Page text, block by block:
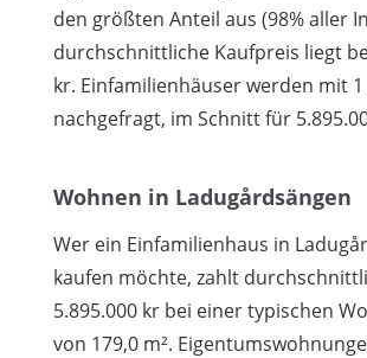
den größten Anteil aus (98% aller
durchschnittliche Kaufpreis liegt
kr. Einfamilienhäuser werden mit
nachgefragt, im Schnitt für
Wohnen in Ladugårdsängen
Wer ein Einfamilienhaus in
kaufen möchte, zahlt
5.895.000 kr bei einer typischen
von 179,0 m².